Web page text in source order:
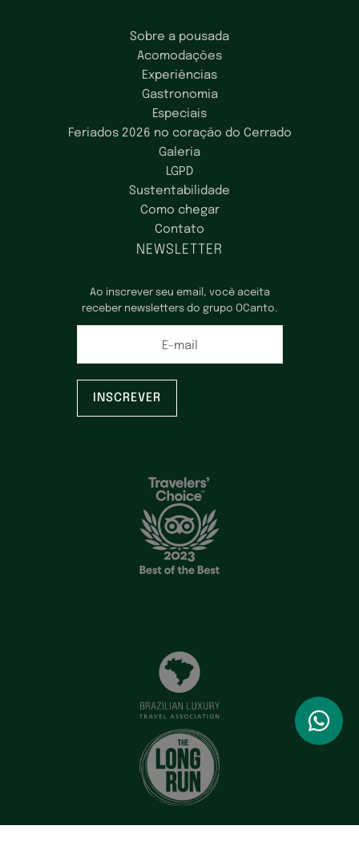
Sobre a pousada
Acomodações
Experiências
Gastronomia
Especiais
Feriados 2026 no coração do Cerrado
Galeria
LGPD
Sustentabilidade
Como chegar
Contato
NEWSLETTER
Ao inscrever seu email, você aceita
receber newsletters do grupo OCanto.
E-mail
INSCREVER